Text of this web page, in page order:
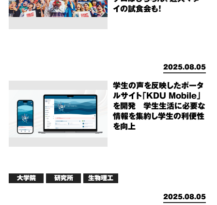
イの試食会も！
2025.08.05
学生の声を反映したポータ
ルサイト「KDU Mobile」
を開発 学生生活に必要な
情報を集約し学生の利便性
を向上
大学院 研究所 生物理工
2025.08.05